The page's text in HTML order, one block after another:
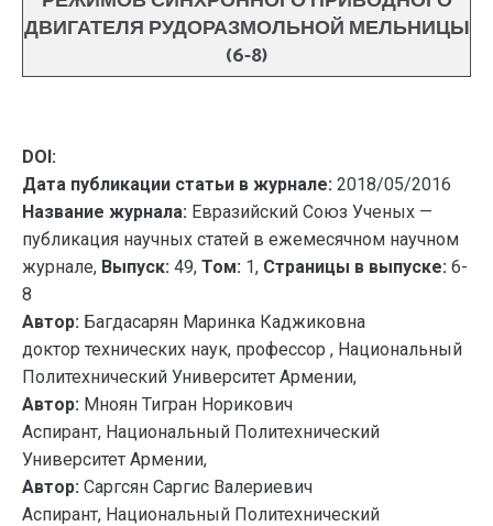
ДВИГАТЕЛЯ РУДОРАЗМОЛЬНОЙ МЕЛЬНИЦЫ
(6-8)
DOI:
Дата публикации статьи в журнале: 2018/05/2016
Название журнала: Евразийский Союз Ученых —
публикация научных статей в ежемесячном научном
журнале, Выпуск: 49, Том: 1, Страницы в выпуске: 6-
8
Автор: Багдасарян Маринка Каджиковна
доктор технических наук, профессор , Национальный
Политехнический Университет Армении,
Автор: Мноян Тигран Норикович
Аспирант, Национальный Политехнический
Университет Армении,
Автор: Саргсян Саргис Валериевич
Аспирант, Национальный Политехнический